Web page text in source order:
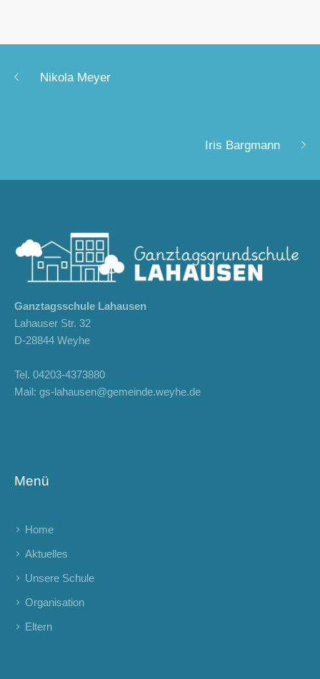
Nikola Meyer
Iris Bargmann
Ganztagsschule Lahausen
Lahauser Str. 32
D-28844 Weyhe
Tel.04203-4373880
Mail:gs-lahausen@gemeinde.weyhe.de
Menü
Home
Aktuelles
Unsere Schule
Organisation
Eltern